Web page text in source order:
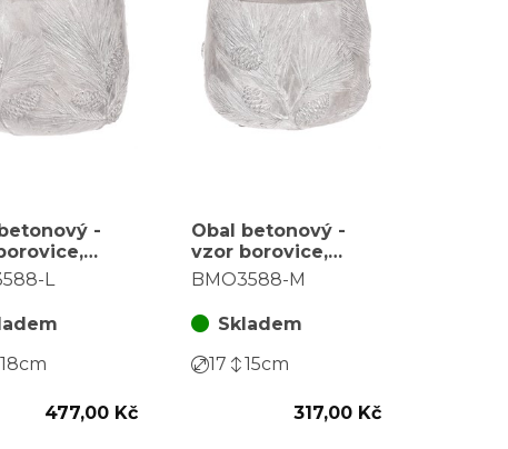
-
L
18cm
477,00 Kč
Obal betonový -
vzor borovice,
barva stříbrná
BMO3588-M
Skladem
17
15cm
317,00 Kč